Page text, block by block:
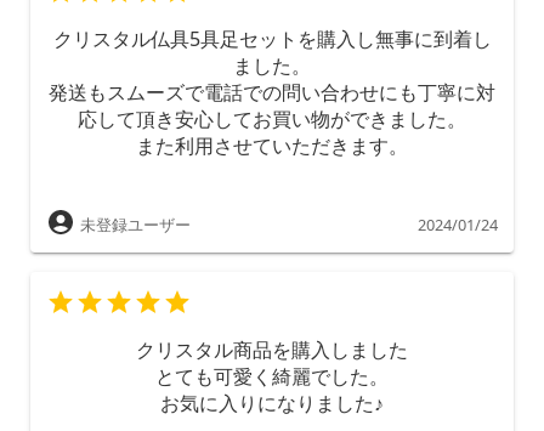
クリスタル仏具5具足セットを購入し無事に到着し
ました。
発送もスムーズで電話での問い合わせにも丁寧に対
応して頂き安心してお買い物ができました。
また利用させていただきます。
未登録ユーザー 2024/01/24
クリスタル商品を購入しました
とても可愛く綺麗でした。
お気に入りになりました♪